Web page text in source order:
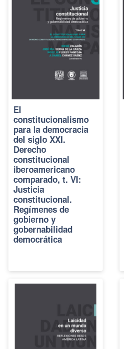
El
constitucionalismo
para la democracia
del siglo XXI.
Derecho
constitucional
iberoamericano
comparado, t. VI:
Justicia
constitucional.
Regímenes de
gobierno y
gobernabilidad
democrática